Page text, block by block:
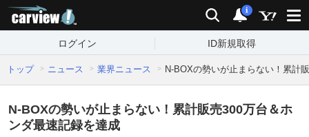
検索 通知
i
ログイン ID新規取得
トップ ニュース 業界ニュース N-BOXの勢いが止まらない！累計
N-BOXの勢いが止まらない！累計販売300万台＆ホ
ンダ最速記録を達成